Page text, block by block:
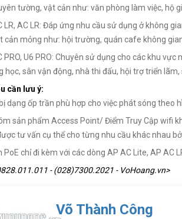
tường, vật cản như: văn phòng làm việc, hộ
LR, AC LR: Đáp ứng nhu cầu sử dụng ở không
cản mỏng như: hội trường, quán cafe không
PRO, U6 PRO: Chuyên sử dụng cho các khu
học, sân vận động, nhà thi đấu, hội trợ triển lãm,
cần lưu ý:
dạng ốp trần phù hợp cho việc phát sóng theo
sản phẩm Access Point/ Điểm Truy Cập wifi
tư vấn cụ thể cho từng nhu cầu khác nhau
PoE chỉ đi kèm với các dòng AP AC Lite, AP AC
- (028)7300.2021 - VoHoang.vn>
Võ Thành Công